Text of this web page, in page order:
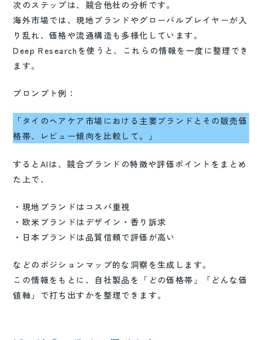
次のステップは、競合他社の分析です。
海外市場では、現地ブランドやグローバルプレイヤーが入
り乱れ、価格や流通構造も多様化しています。
Deep Researchを使うと、これらの情報を一度に整理でき
ます。
プロンプト例：
「タイのヘアケア市場における主要ブランドとその販売価
格帯、レビュー傾向を比較して。」
するとAIは、競合ブランドの特徴や評価ポイントをまとめ
た上で、
・現地ブランドはコスパ重視
・欧米ブランドはデザイン・香り訴求
・日本ブランドは品質信頼で評価が高い
などのポジションマップ的な洞察を生成します。
この情報をもとに、自社製品を「どの価格帯」「どんな価
値軸」で打ち出すかを整理できます。